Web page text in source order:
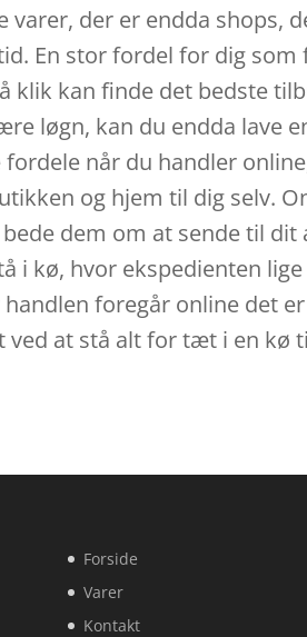
varer, der er endda shops,
En stor fordel for dig
klik kan finde det bedste
løgn, kan du endda lave
fordele når du handler
og hjem til dig selv.
dem om at sende til
i kø, hvor ekspedienten
foregår online det
ved at stå alt for tæt i en kø
Forside
Varer
Kontakt